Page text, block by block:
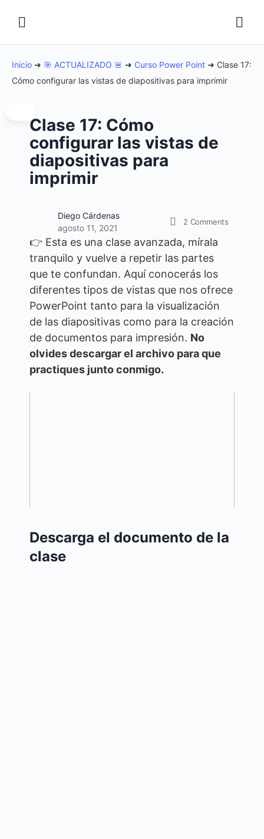
Inicio ➜ 🎯 ACTUALIZADO 🚨 ➜ Curso Power Point ➜ Clase 17:
Cómo configurar las vistas de diapositivas para imprimir
Clase 17: Cómo
configurar las vistas de
diapositivas para
imprimir
Diego Cárdenas
agosto 11, 2021
2 Comments
👉 Esta es una clase avanzada, mírala
tranquilo y vuelve a repetir las partes
que te confundan. Aquí conocerás los
diferentes tipos de vistas que nos ofrece
PowerPoint tanto para la visualización
de las diapositivas como para la creación
de documentos para impresión. No
olvides descargar el archivo para que
practiques junto conmigo.
Descarga el documento de la
clase